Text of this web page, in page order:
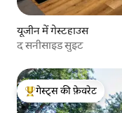
यूजीन में गेस्टहाउस
द सनीसाइड सुइट
गेस्ट्स का टॉप फ़ेवरेट
गेस्ट्स की फ़ेवरेट